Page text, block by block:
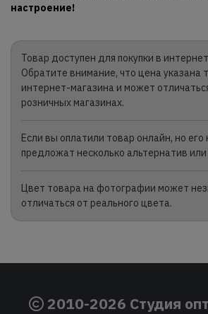
настроение!
Товар доступен для покупки в
Обратите внимание, что цена указана
интернет-магазина и может
розничных магазинах.
Если вы оплатили товар онлайн, но его
предложат несколько альтернатив
Цвет товара на фотографии может
отличаться от реального цвета.
2010-2026 Студия